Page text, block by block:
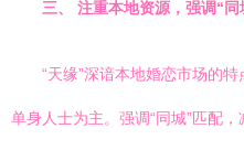
三、 注重本地资源，强调“同
“天缘”深谙本地婚恋市场的
单身人士为主。强调“同城”匹配